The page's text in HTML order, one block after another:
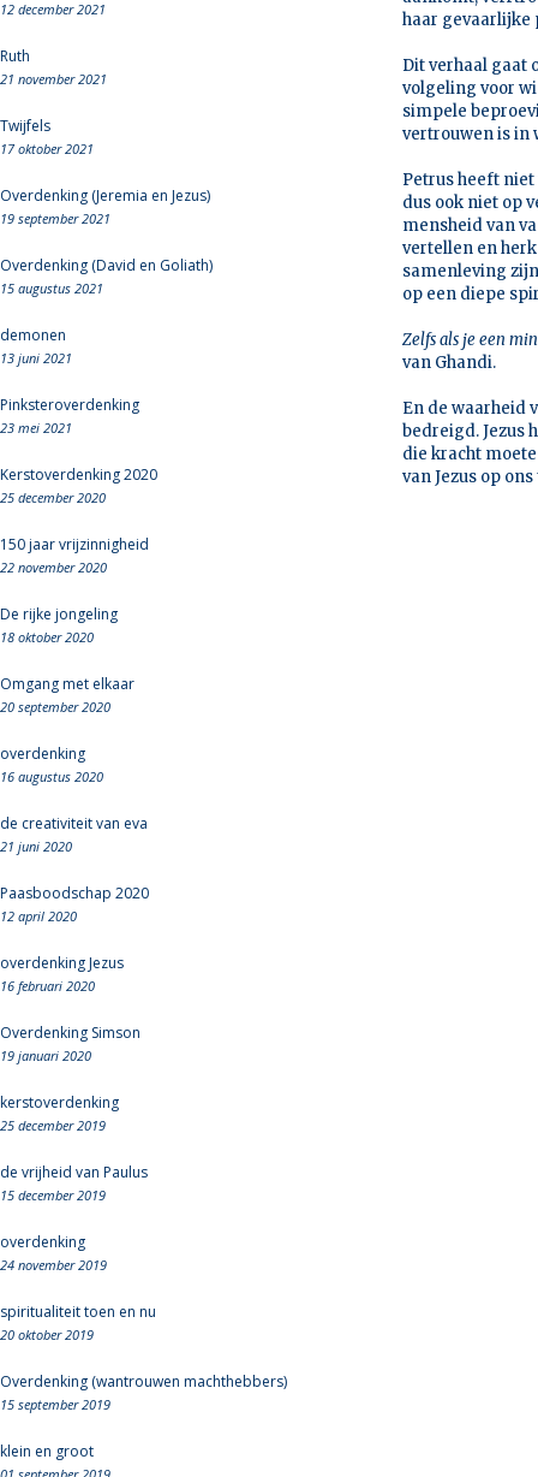
12 december 2021
Ruth
21 november 2021
Twijfels
17 oktober 2021
Overdenking (Jeremia en Jezus)
19 september 2021
Overdenking (David en Goliath)
15 augustus 2021
demonen
13 juni 2021
Pinksteroverdenking
23 mei 2021
Kerstoverdenking 2020
25 december 2020
150 jaar vrijzinnigheid
22 november 2020
De rijke jongeling
18 oktober 2020
Omgang met elkaar
20 september 2020
overdenking
16 augustus 2020
de creativiteit van eva
21 juni 2020
Paasboodschap 2020
12 april 2020
overdenking Jezus
16 februari 2020
Overdenking Simson
19 januari 2020
kerstoverdenking
25 december 2019
de vrijheid van Paulus
15 december 2019
overdenking
24 november 2019
spiritualiteit toen en nu
20 oktober 2019
Overdenking (wantrouwen machthebbers)
15 september 2019
klein en groot
haar gevaarlijke
Dit verhaal gaat
volgeling voor
simpele
vertrouwen is in
Petrus heeft
dus ook niet op
mensheid van
vertellen en
samenleving
op een diepe
Zelfs als je een
van Ghandi.
En de waarheid
bedreigd. Jezus
die kracht
van Jezus op